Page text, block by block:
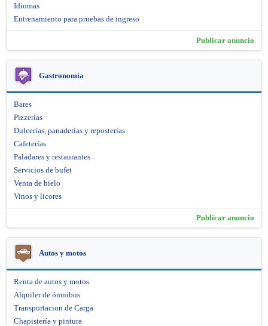
Idiomas
Entrenamiento para pruebas de ingreso
Publicar anuncio
Gastronomía
Bares
Pizzerías
Dulcerías, panaderías y reposterías
Cafeterías
Paladares y restaurantes
Servicios de bufet
Venta de hielo
Vinos y licores
Publicar anuncio
Autos y motos
Renta de autos y motos
Alquiler de ómnibus
Transportacion de Carga
Chapistería y pintura